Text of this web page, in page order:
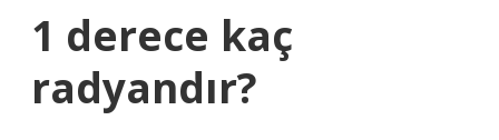
1 derece kaç
radyandır?